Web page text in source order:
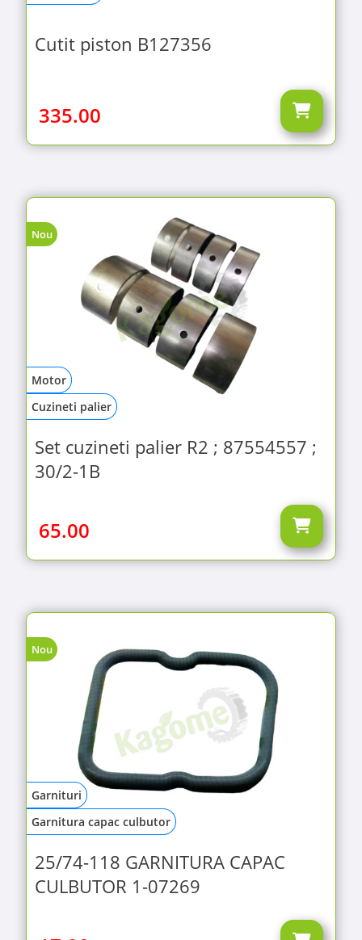
Cutit piston B127356
335.00
Nou
Motor
Cuzineti palier
Set cuzineti palier R2 ; 87554557 ;
30/2-1B
65.00
Nou
Garnituri
Garnitura capac culbutor
25/74-118 GARNITURA CAPAC
CULBUTOR 1-07269